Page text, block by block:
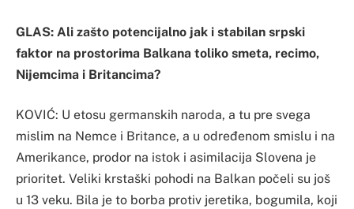
GLAS: Ali zašto potencijalno jak i stabilan srpski
faktor na prostorima Balkana toliko smeta, recimo,
Nijemcima i Britancima?
KOVIĆ: U etosu germanskih naroda, a tu pre svega
mislim na Nemce i Britance, a u određenom smislu i na
Amerikance, prodor na istok i asimilacija Slovena je
prioritet. Veliki krstaški pohodi na Balkan počeli su još
u 13 veku. Bila je to borba protiv jeretika, bogumila, koji